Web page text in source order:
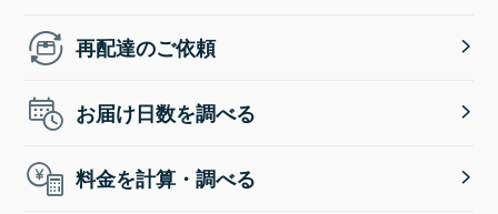
再配達のご依頼
お届け日数を調べる
料金を計算・調べる